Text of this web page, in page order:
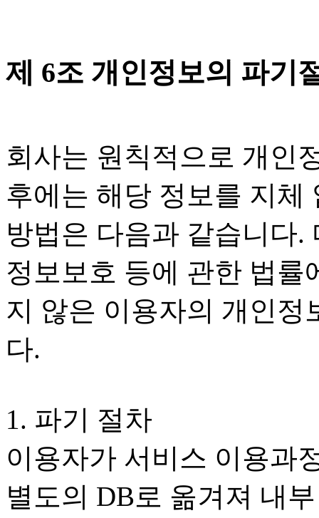
제 6조 개인정보의 파기
회사는 원칙적으로 개인
후에는 해당 정보를 지체
방법은 다음과 같습니다.
정보보호 등에 관한 법률
지 않은 이용자의 개인정
다.
1. 파기 절차
이용자가 서비스 이용과
별도의 DB로 옮겨져 내